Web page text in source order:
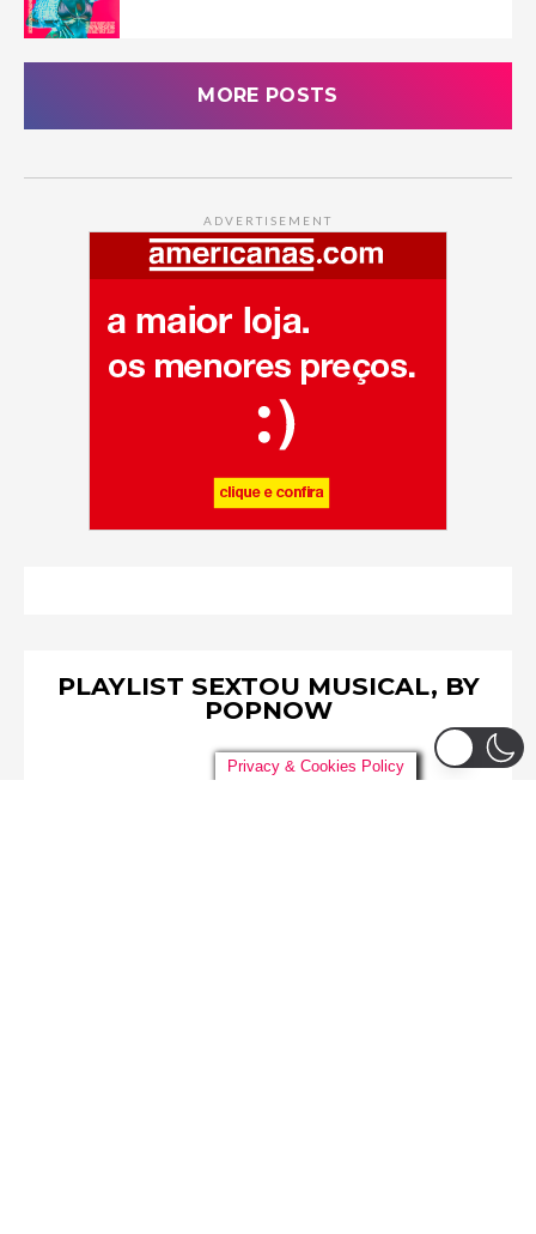
MORE POSTS
ADVERTISEMENT
PLAYLIST SEXTOU MUSICAL, BY
POPNOW
Privacy & Cookies Policy